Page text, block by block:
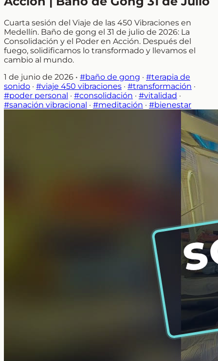
Cuarta sesión del Viaje de las 450 Vibraciones en
Medellín. Baño de gong el 31 de julio de 2026: La
Consolidación y el Poder en Acción. Después del
fuego, solidificamos lo transformado y llevamos el
cambio al mundo.
1 de junio de 2026 • #baño de gong · #terapia de
sonido · #viaje 450 vibraciones · #transformación ·
#poder personal · #consolidación · #vitalidad ·
#sanación vibracional · #meditación · #bienestar